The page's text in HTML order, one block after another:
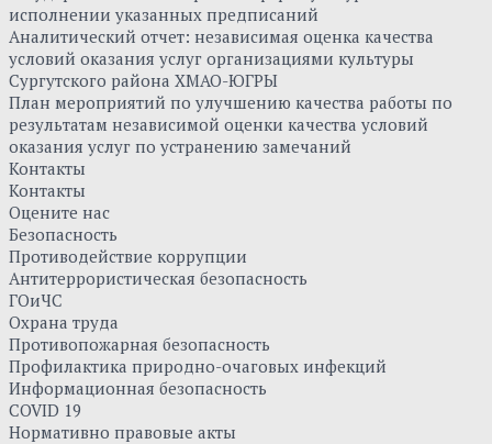
исполнении указанных предписаний
Аналитический отчет: независимая оценка качества
условий оказания услуг организациями культуры
Сургутского района ХМАО-ЮГРЫ
План мероприятий по улучшению качества работы по
результатам независимой оценки качества условий
оказания услуг по устранению замечаний
Контакты
Контакты
Оцените нас
Безопасность
Противодействие коррупции
Антитеррористическая безопасность
ГОиЧС
Охрана труда
Противопожарная безопасность
Профилактика природно-очаговых инфекций
Информационная безопасность
COVID 19
Нормативно правовые акты